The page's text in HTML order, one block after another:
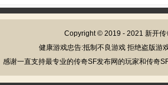
Copyright © 2019 - 2021 新开传
健康游戏忠告:抵制不良游戏 拒绝盗版游
感谢一直支持最专业的传奇SF发布网的玩家和传奇